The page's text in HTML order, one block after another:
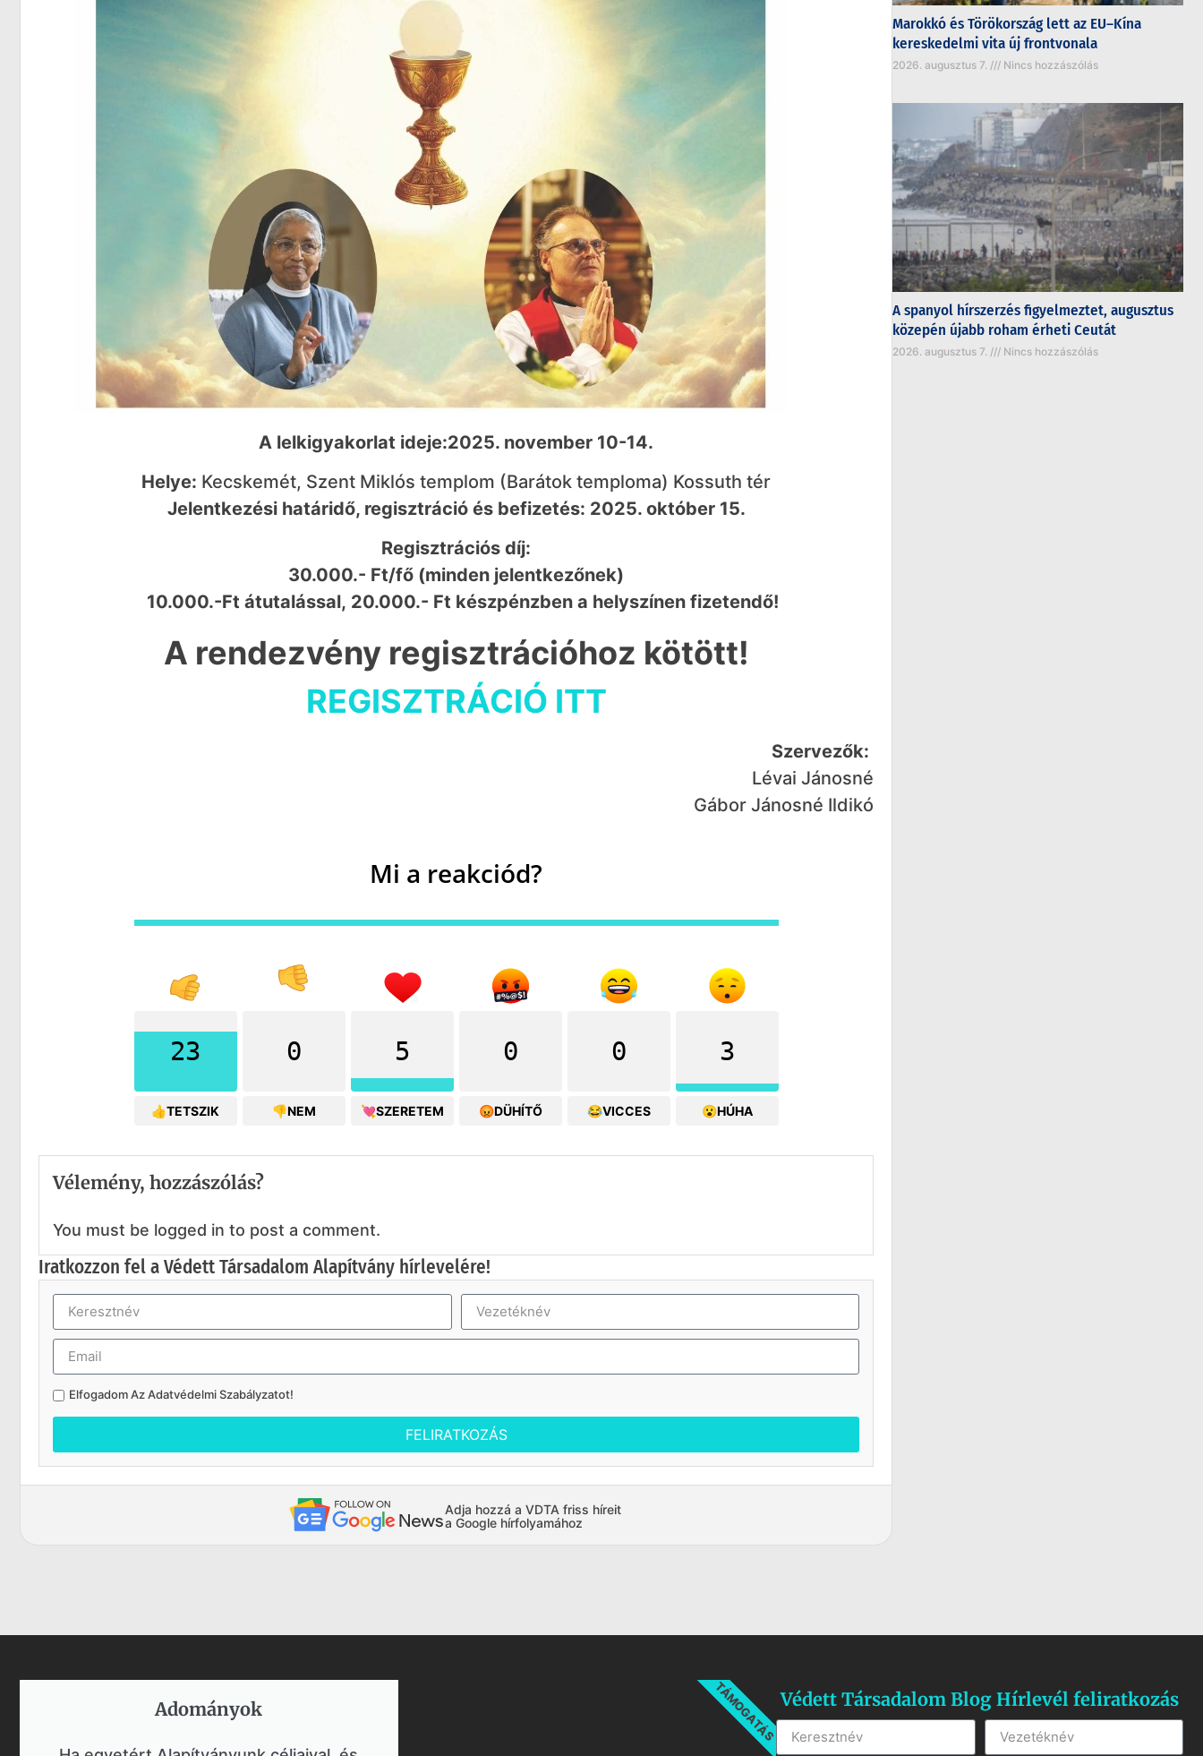
A lelkigyakorlat ideje:2025. november 10-14.
Helye: Kecskemét, Szent Miklós templom (Barátok temploma) Kossuth tér
Jelentkezési határidő, regisztráció és befizetés: 2025. október 15.
Regisztrációs díj:
30.000.- Ft/fő (minden jelentkezőnek)
10.000.-Ft átutalással, 20.000.- Ft készpénzben a helyszínen fizetendő!
A rendezvény regisztrációhoz kötött!
REGISZTRÁCIÓ ITT
Szervezők:
Lévai Jánosné
Gábor Jánosné Ildikó
Mi a reakciód?
23
👍TETSZIK
0
👎NEM
5
💘SZERETEM
0
😡DÜHÍTŐ
0
😂VICCES
3
😮HÚHA
Vélemény, hozzászólás?
You must be logged in to post a comment.
Iratkozzon fel a Védett Társadalom Alapítvány hírlevelére!
Elfogadom AzAdatvédelmi Szabályzatot!
FELIRATKOZÁS
Adja hozzá a VDTA friss híreit
a Google hírfolyamához
Marokkó és Törökország lett az EU–Kína
kereskedelmi vita új frontvonala
2026. augusztus 7. Nincs hozzászólás
A spanyol hírszerzés figyelmeztet, augusztus
közepén újabb roham érheti Ceutát
2026. augusztus 7. Nincs hozzászólás
Adományok​ TÁMOGATÁSVédett Társadalom Blog Hírlevél feliratkozás